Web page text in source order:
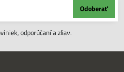
Odoberať
odporúčaní a zliav.